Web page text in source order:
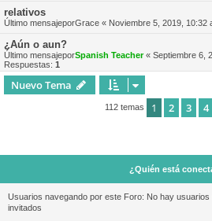
relativos
Último mensajeporGrace « Noviembre 5, 2019, 10:32
¿Aún o aun?
Último mensajeporSpanish Teacher« Septiembre 6,
Respuestas: 1
Nuevo Tema
112 temas 1 2 3 4
¿Quién está
Usuarios navegando por este Foro: No hay
invitados